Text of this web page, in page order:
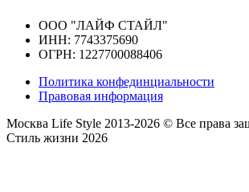
ООО "ЛАЙФ СТАЙЛ"
ИНН: 7743375690
ОГРН: 1227700088406
Политика конфединциальности
Правовая информация
Москва Life Style 2013-2026 © Все права
Стиль жизни 2026